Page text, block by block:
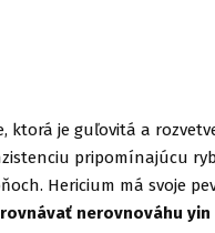
je guľovitá a
pripomínajúcu
Hericium má svoje
nerovnováhu yin